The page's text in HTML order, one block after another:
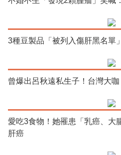
3種豆製品「被列入傷肝黑名單
曾爆出呂秋遠私生子！台灣大
愛吃3食物！她罹患「乳癌、大
肝癌